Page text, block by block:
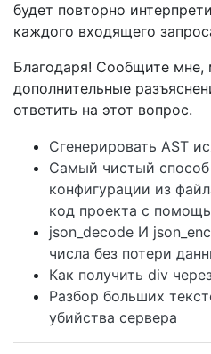
будет повторно
каждого входящего
Благодаря! Сообщите мне,
дополнительные
ответить на этот вопрос.
Сгенерировать AST
Самый чистый способ
конфигурации из
код проекта с
json_decode И
числа без потери
Как получить div
Разбор больших
убийства сервера